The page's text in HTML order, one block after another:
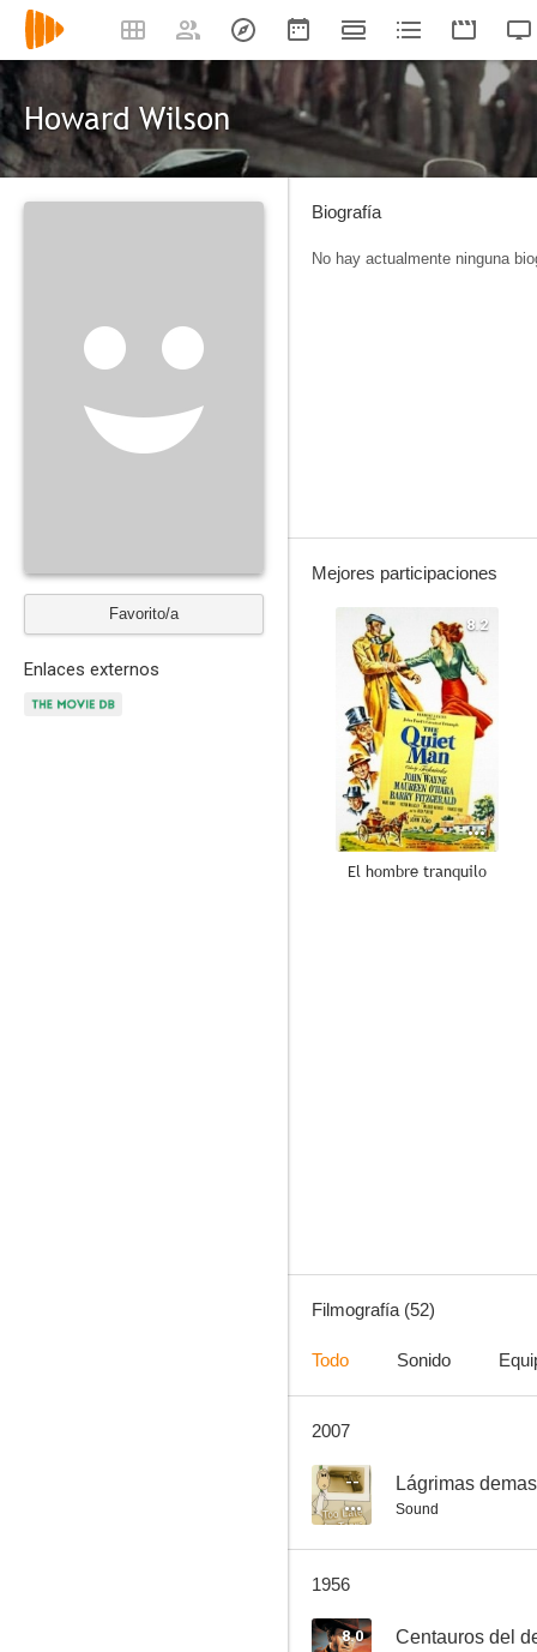
Howard Wilson
Favorito/a
Enlaces externos
Biografía
No hay actualmente ninguna
Mejores participaciones
8.2
El hombre tranquilo
6.5
Filmografía (52)
Todo Sonido
2007
-- Lágrimas
Sound
1956
8.0 Centauros del